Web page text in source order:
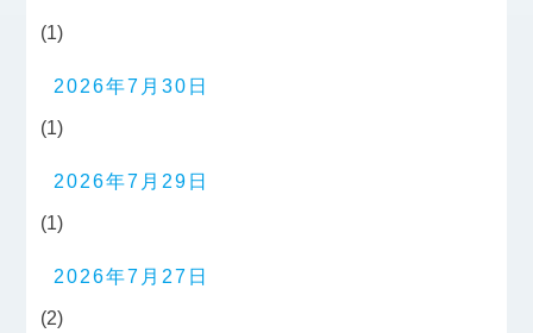
(1)
2026年7月30日
(1)
2026年7月29日
(1)
2026年7月27日
(2)